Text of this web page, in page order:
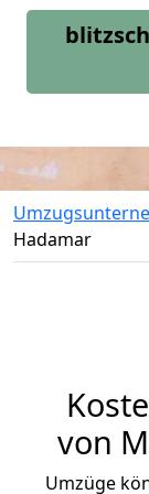
Hadamar
von
Umzüge